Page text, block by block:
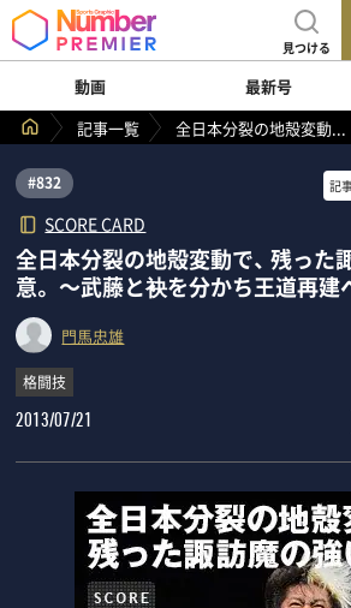
見つける
動画 最新号
記事一覧
全日本分裂の地殻変動...
#832
SCORE CARD
記
全日本分裂の地殻変動で、 残った
意。 ～武藤と袂を分かち王道再建
門馬忠雄
格闘技
2013/07/21